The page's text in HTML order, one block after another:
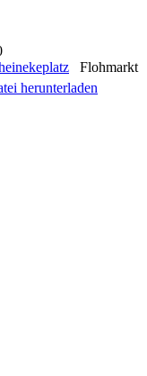
Flohmarkt